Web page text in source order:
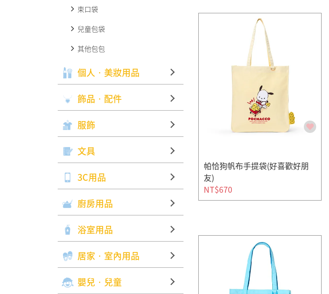
束口袋
兒童包袋
其他包包
個人‧美妝用品
飾品‧配件
服飾
文具
3C用品
廚房用品
浴室用品
居家‧室內用品
嬰兒‧兒童
帕恰狗帆布手提袋(好喜歡好朋
友)
NT$670